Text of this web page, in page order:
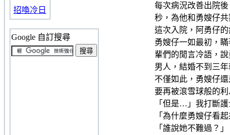
招喚冷日
Google 自訂搜尋
每次病況改善出院
秒，為他和勇嫂仔
這次入院，阿勇仔
勇嫂仔一如最初，
輩們的閒言冷語，
男人，結婚不到三
不僅如此，勇嫂仔
要再被滾雪球般的
「但是…」我打斷
「為什麼勇嫂仔看
「誰說她不難過？」